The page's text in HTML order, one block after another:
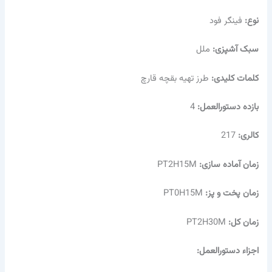
نوع: فینگر فود
سبک آشپزی: ملل
کلمات کلیدی: طرز تهیه بقچه قارچ
بازده دستورالعمل:4
کالری:217
زمان آماده سازی: PT2H15M
زمان پخت و پز: PT0H15M
زمان کل: PT2H30M
اجزاء دستورالعمل: